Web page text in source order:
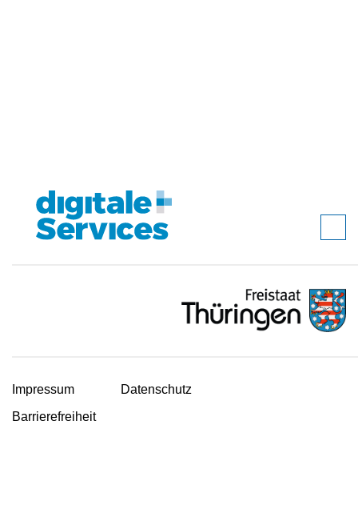
Impressum
Datenschutz
Barrierefreiheit